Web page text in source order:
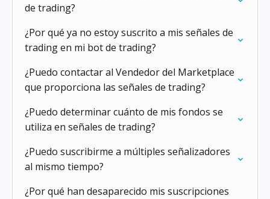
de trading?
¿Por qué ya no estoy suscrito a mis señales de
trading en mi bot de trading?
¿Puedo contactar al Vendedor del Marketplace
que proporciona las señales de trading?
¿Puedo determinar cuánto de mis fondos se
utiliza en señales de trading?
¿Puedo suscribirme a múltiples señalizadores
al mismo tiempo?
¿Por qué han desaparecido mis suscripciones